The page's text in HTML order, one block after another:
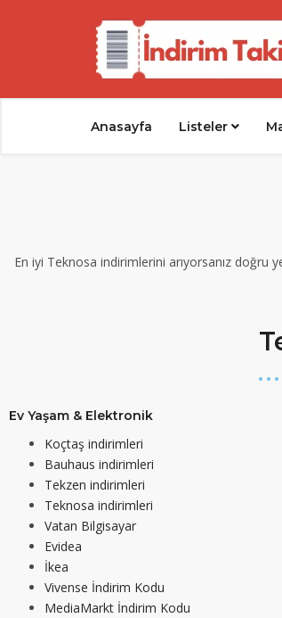
Anasayfa Listeler
En iyi Teknosa indirimlerini arıyorsanız doğru
Ev Yaşam & Elektronik
Koçtaş indirimleri
Bauhaus indirimleri
Tekzen indirimleri
Teknosa indirimleri
Vatan Bilgisayar
Evidea
İkea
Vivense İndirim Kodu
MediaMarkt İndirim Kodu